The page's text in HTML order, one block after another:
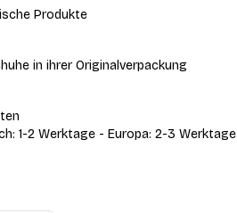
Produkte
in ihrer Originalverpackung
1-2 Werktage - Europa: 2-3 Werktage